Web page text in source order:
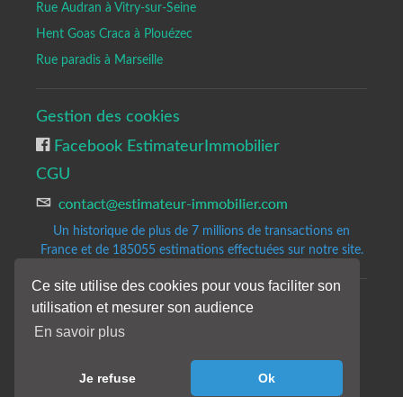
Ce site utilise des cookies pour vous faciliter son
utilisation et mesurer son audience
En savoir plus
Je refuse Ok
Rue Audran à Vitry-sur-Seine
Hent Goas Craca à Plouézec
Rue paradis à Marseille
Gestion des cookies
Facebook EstimateurImmobilier
CGU
Un historique de plus de 7 millions de transactions en
France et de 185055estimations effectuées sur notre site.
Copyrights © 2020-2023 All Rights Reserved by Estimateur-Immobilier.
Site d'estimation immobilière gratuite et précise.
engagement de notre part.
Nos avis de valeur ne constituent pas une expertise immobilière.